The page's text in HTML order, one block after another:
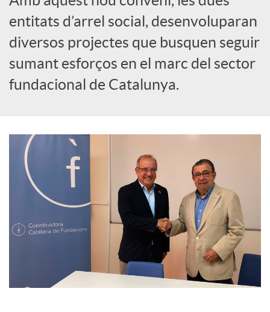
c
i
s
entitats d’arrel social, desenvoluparan
diversos projectes que busquen seguir
sumant esforços en el marc del sector
fundacional de Catalunya.